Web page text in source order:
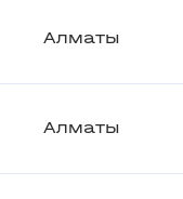
Алматы
Алматы